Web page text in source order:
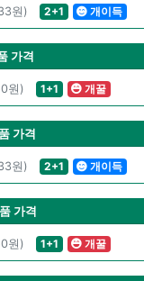
원) 2+1 개이득
가격
원) 1+1 개꿀
가격
원) 2+1 개이득
가격
원) 1+1 개꿀